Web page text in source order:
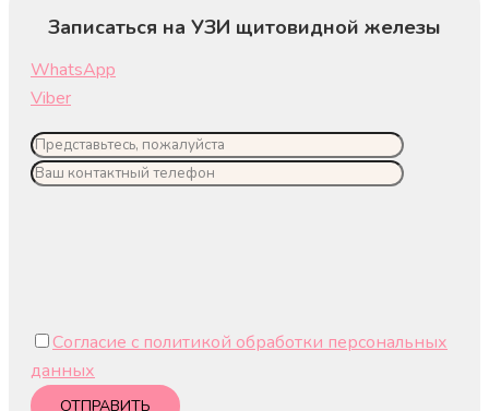
Записаться на УЗИ щитовидной железы
WhatsApp
Viber
Согласие с политикой обработки персональных
данных